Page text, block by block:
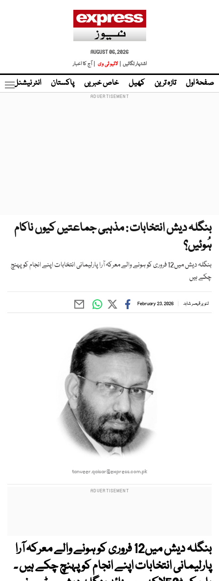
AUGUST 06, 2026
اشتہار لگائیں |
لائیو ٹی وی | آج کا اخبار
صفحۂ اول تازہ ترین کھیل خاص خبریں پاکستان انٹر نیشنل
بنگلہ دیش انتخابات : مذہبی جماعتیں کیوں ناکام
ہُوئیں؟
بنگلہ دیش میں12 فروری کو ہونے والے معرکہ آرا پارلیمانی انتخابات اپنے انجام کو پہنچ
چکے ہیں
تنویر قیصر شاہد February 23, 2026
tanveer.qaisar@express.com.pk
بنگلہ دیش میں12 فروری کو ہونے والے معرکہ آرا
پارلیمانی انتخابات اپنے انجام کو پہنچ چکے ہیں ۔